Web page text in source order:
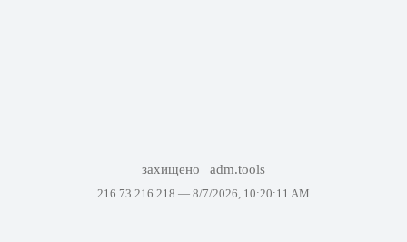
захищено adm.tools
216.73.216.218 — 8/7/2026, 10:20:11 AM